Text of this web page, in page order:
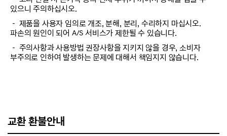
있으니 주의하십시오.
－ 제품을 사용자 임의로 개조, 분해, 분리, 수리하지 마십시오.
파손의 원인이 되어 A/S 서비스가 제한될 수 있습니다.
－ 주의사항과 사용방법 권장사항을 지키지 않을 경우, 소비자
부주의로 인하여 발생하는 문제에 대해서 책임지지 않습니다.
교환 환불안내